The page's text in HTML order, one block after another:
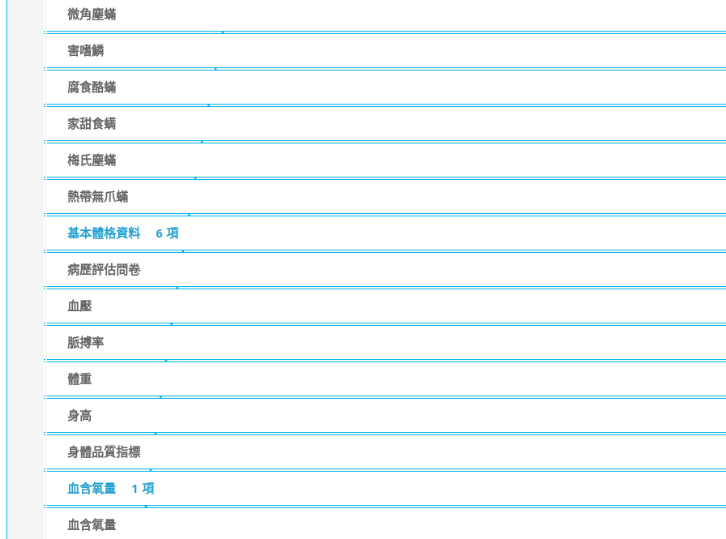
微角塵蟎
害嗜鱗
腐食酪蟎
家甜食螨
梅氏塵蟎
熱帶無爪蟎
基本體格資料 6 項
病歷評估問卷
血壓
脈搏率
體重
身高
身體品質指標
血含氧量 1 項
血含氧量